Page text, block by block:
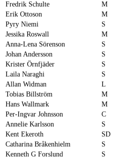
Fredrik Schulte
M
Erik Ottoson
M
Pyry Niemi
S
Jessika Roswall
M
Anna-Lena Sörenson
S
Johan Andersson
S
Krister Örnfjäder
S
Laila Naraghi
S
Allan Widman
L
Tobias Billström
M
Hans Wallmark
M
Per-Ingvar Johnsson
C
Annelie Karlsson
S
Kent Ekeroth
SD
Catharina Bråkenhielm
S
Kenneth G Forslund
S